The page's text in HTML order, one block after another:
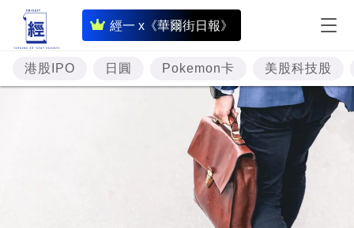
經一 x《華爾街日報》
即
時
財
經
港股IPO 日圓 Pokemon卡 美股科技股